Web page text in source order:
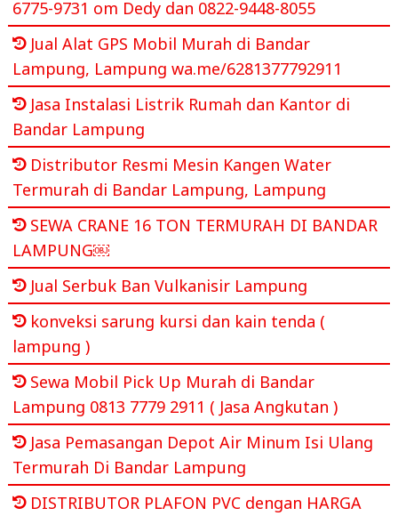
6775-9731 om Dedy dan 0822-9448-8055
Jual Alat GPS Mobil Murah di Bandar
Lampung, Lampung wa.me/6281377792911
Jasa Instalasi Listrik Rumah dan Kantor di
Bandar Lampung
Distributor Resmi Mesin Kangen Water
Termurah di Bandar Lampung, Lampung
SEWA CRANE 16 TON TERMURAH DI BANDAR
LAMPUNG￼
Jual Serbuk Ban Vulkanisir Lampung
konveksi sarung kursi dan kain tenda (
lampung )
Sewa Mobil Pick Up Murah di Bandar
Lampung 0813 7779 2911 ( Jasa Angkutan )
Jasa Pemasangan Depot Air Minum Isi Ulang
Termurah Di Bandar Lampung
DISTRIBUTOR PLAFON PVC dengan HARGA